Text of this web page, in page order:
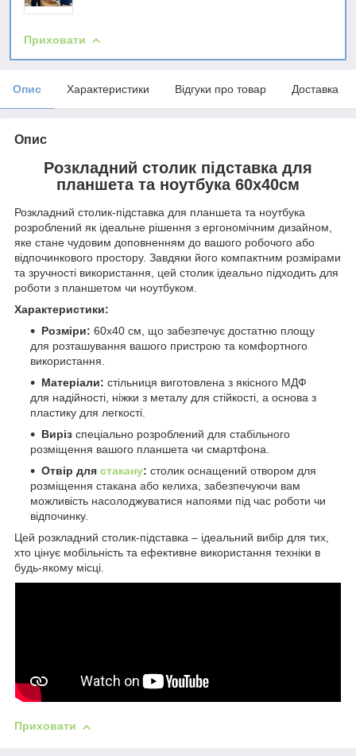
Приховати
Опис Характеристики Відгуки про товар Доставка
Опис
Розкладний столик підставка для
планшета та ноутбука 60х40см
Розкладний столик-підставка для планшета та ноутбука
розроблений як ідеальне рішення з ергономічним дизайном,
яке стане чудовим доповненням до вашого робочого або
відпочинкового простору. Завдяки його компактним розмірами
та зручності використання, цей столик ідеально підходить для
роботи з планшетом чи ноутбуком.
Характеристики:
Розміри: 60х40 см, що забезпечує достатню площу
для розташування вашого пристрою та комфортного
використання.
Матеріали: стільниця виготовлена з якісного МДФ
для надійності, ніжки з металу для стійкості, а основа з
пластику для легкості.
Виріз спеціально розроблений для стабільного
розміщення вашого планшета чи смартфона.
Отвір для стакану: столик оснащений отвором для
розміщення стакана або келиха, забезпечуючи вам
можливість насолоджуватися напоями під час роботи чи
відпочинку.
Цей розкладний столик-підставка – ідеальний вибір для тих,
хто цінує мобільність та ефективне використання техніки в
будь-якому місці.
Приховати